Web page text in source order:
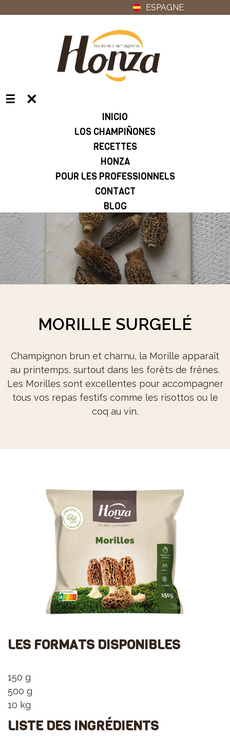
ESPAGNE
☰ ✕
INICIO
LOS CHAMPIÑONES
RECETTES
HONZA
POUR LES PROFESSIONNELS
CONTACT
BLOG
MORILLE SURGELÉ
Champignon brun et charnu, la Morille apparaît
au printemps, surtout dans les forêts de frênes.
Les Morilles sont excellentes pour accompagner
tous vos repas festifs comme les risottos ou le
coq au vin.
LES FORMATS DISPONIBLES
150 g
500 g
10 kg
LISTE DES INGRÉDIENTS